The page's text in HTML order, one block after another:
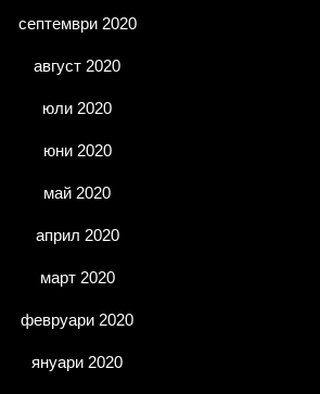
септември 2020
август 2020
юли 2020
юни 2020
май 2020
април 2020
март 2020
февруари 2020
януари 2020